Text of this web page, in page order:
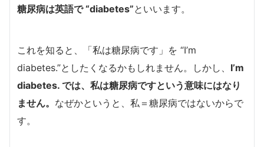
糖尿病は英語で “diabetes”といいます。
これを知ると、「私は糖尿病です」を “I’m
diabetes.”としたくなるかもしれません。しかし、 I’m
diabetes. では、私は糖尿病ですという意味にはなり
ません。 なぜかというと、私＝糖尿病ではないからで
す。